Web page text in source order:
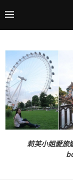
莉芙小姐愛旅